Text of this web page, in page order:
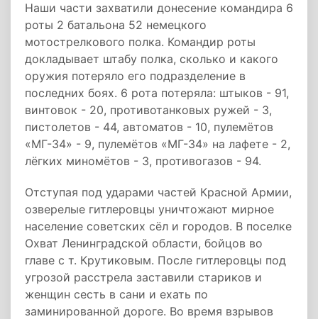
Наши части захватили донесение командира 6
роты 2 батальона 52 немецкого
мотострелкового полка. Командир роты
докладывает штабу полка, сколько и какого
оружия потеряло его подразделение в
последних боях. 6 рота потеряла: штыков - 91,
винтовок - 20, противотанковых ружей - 3,
пистолетов - 44, автоматов - 10, пулемётов
«МГ-34» - 9, пулемётов «МГ-34» на лафете - 2,
лёгких миномётов - 3, противогазов - 94.
Отступая под ударами частей Красной Армии,
озверелые гитлеровцы уничтожают мирное
население советских сёл и городов. В поселке
Охват Ленинградской области, бойцов во
главе с т. Крутиковым. После гитлеровцы под
угрозой расстрела заставили стариков и
женщин сесть в сани и ехать по
заминированной дороге. Во время взрывов